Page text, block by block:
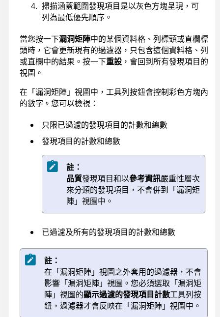
掃描涵蓋範圍發現項目是以灰色方塊呈現，可
列為最低優先順序。
當您按一下漏洞矩陣中的某個資料格、列標頭或直欄標
頭時，它會更新現有的過濾器，只包含這個資料格、列
或直欄中的結果。按一下重設 ，會回到所有發現項目的
視圖。
在「漏洞矩陣」視圖中，工具列按鈕會控制彩色方塊內
的數字。您可以檢視：
只限已過濾的發現項目的計數和總數
發現項目的計數和總數
註：
品質發現項目和以參考資訊嚴重性層次
來分類的發現項目，不會併到「漏洞矩
陣」視圖中。
已過濾及所有的發現項目的計數和總數
註：
在「漏洞矩陣」視圖之外套用的過濾器，不會
影響「漏洞矩陣」視圖。您必須選取「漏洞矩
陣」視圖的顯示過濾的發現項目計數工具列按
鈕，過濾器才會反映在「漏洞矩陣」視圖中。